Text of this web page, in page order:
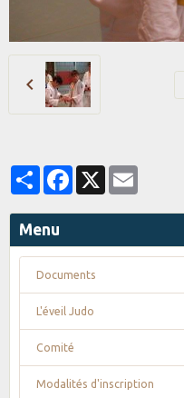
PartagerFacebook
X
Menu
Documents
L'éveil Judo
Comité
Modalités d'inscription